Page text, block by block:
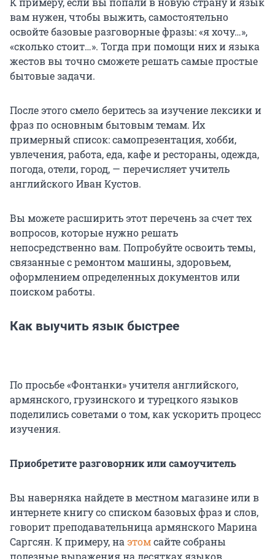
вам нужен, чтобы выжить, самостоятельно
освойте базовые разговорные фразы: «я хочу…»,
«сколько стоит…». Тогда при помощи них и языка
жестов вы точно сможете решать самые простые
бытовые задачи.
После этого смело беритесь за изучение лексики и
фраз по основным бытовым темам. Их
примерный список: самопрезентация, хобби,
увлечения, работа, еда, кафе и рестораны, одежда,
погода, отели, город, — перечисляет учитель
английского Иван Кустов.
Вы можете расширить этот перечень за счет тех
вопросов, которые нужно решать
непосредственно вам. Попробуйте освоить темы,
связанные с ремонтом машины, здоровьем,
оформлением определенных документов или
поиском работы.
Как выучить язык быстрее
По просьбе «Фонтанки» учителя английского,
армянского, грузинского и турецкого языков
поделились советами о том, как ускорить процесс
изучения.
Приобретите разговорник или самоучитель
Вы наверняка найдете в местном магазине или в
интернете книгу со списком базовых фраз и слов,
говорит преподавательница армянского Марина
Саргсян. К примеру, на этомсайте собраны
полезные выражения на десятках языков.